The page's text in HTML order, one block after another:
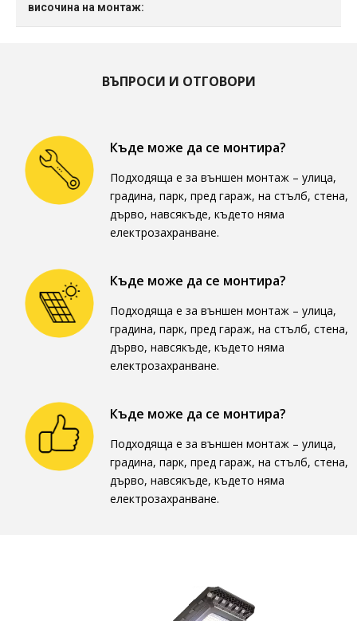
височина на монтаж:
ВЪПРОСИ И ОТГОВОРИ
Къде може да се монтира?
Подходяща е за външен монтаж – улица,
градина, парк, пред гараж, на стълб, стена,
дърво, навсякъде, където няма
електрозахранване.
Къде може да се монтира?
Подходяща е за външен монтаж – улица,
градина, парк, пред гараж, на стълб, стена,
дърво, навсякъде, където няма
електрозахранване.
Къде може да се монтира?
Подходяща е за външен монтаж – улица,
градина, парк, пред гараж, на стълб, стена,
дърво, навсякъде, където няма
електрозахранване.